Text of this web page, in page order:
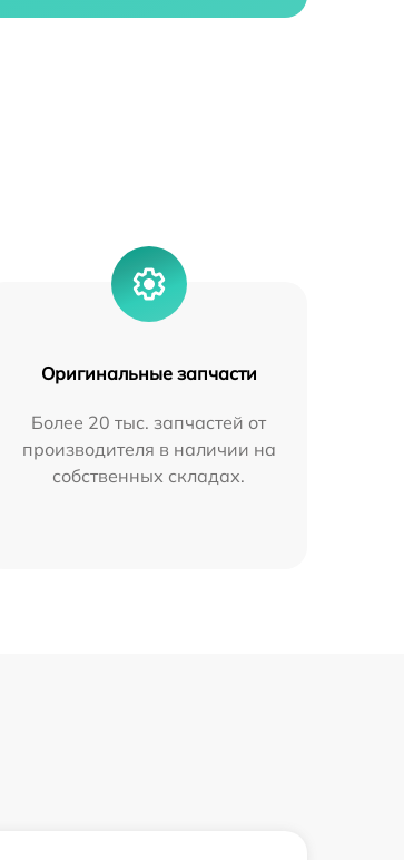
Оригинальные запчасти
Более 20 тыс. запчастей от
производителя в наличии на
собственных складах.